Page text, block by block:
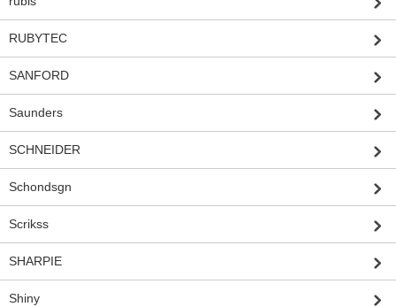
RUBYTEC
SANFORD
Saunders
SCHNEIDER
Schondsgn
Scrikss
SHARPIE
Shiny